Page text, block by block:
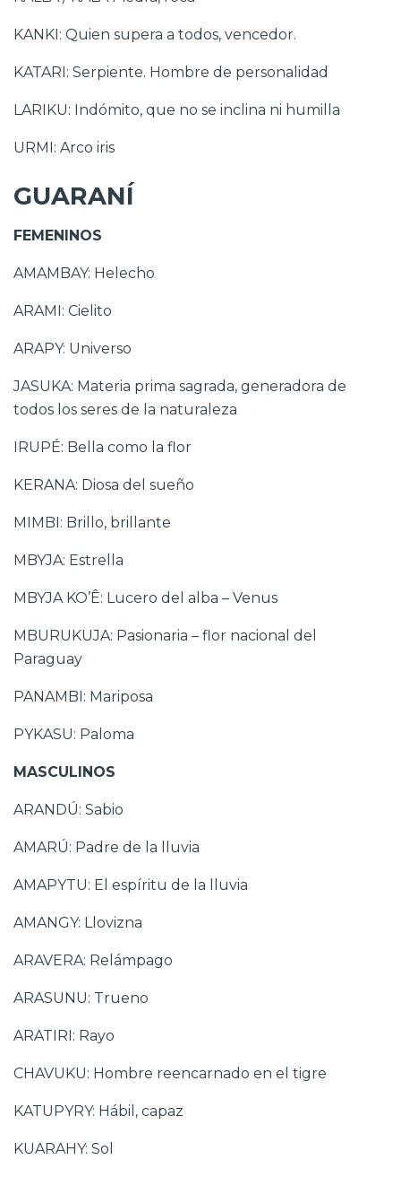
KANKI: Quien supera a todos, vencedor.
KATARI: Serpiente. Hombre de personalidad
LARIKU: Indómito, que no se inclina ni humilla
URMI: Arco iris
GUARANÍ
FEMENINOS
AMAMBAY: Helecho
ARAMI: Cielito
ARAPY: Universo
JASUKA: Materia prima sagrada, generadora de
todos los seres de la naturaleza
IRUPÉ: Bella como la flor
KERANA: Diosa del sueño
MIMBI: Brillo, brillante
MBYJA: Estrella
MBYJA KO’Ê: Lucero del alba – Venus
MBURUKUJA: Pasionaria – flor nacional del
Paraguay
PANAMBI: Mariposa
PYKASU: Paloma
MASCULINOS
ARANDÚ: Sabio
AMARÚ: Padre de la lluvia
AMAPYTU: El espíritu de la lluvia
AMANGY: Llovizna
ARAVERA: Relámpago
ARASUNU: Trueno
ARATIRI: Rayo
CHAVUKU: Hombre reencarnado en el tigre
KATUPYRY: Hábil, capaz
KUARAHY: Sol